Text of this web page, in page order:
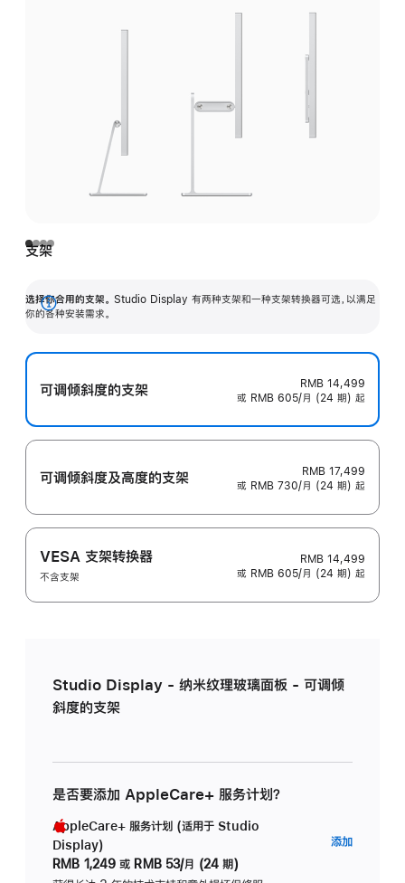
支架
选择你合用的支架。 Studio Display 有两种支架和一种支架转换器可选，以满足
你的各种安装需求。
展
可调倾斜度的支架
RMB 14,499
或 RMB 605/月 (24 期) 起
可调倾斜度及高‍度的支‍架
RMB 17,499
或 RMB 730/月 (24 期) 起
VESA 支架转换器
不含支架
RMB 14,499
或 RMB 605/月 (24 期) 起
Studio Display - 纳米纹理玻璃面板 - 可调倾
斜度的支架
是否要添加 AppleCare+ 服务计划？
AppleCare+ 服务计划 (适用于 Studio
Display)
RMB 1,249 或 RMB 53/月 (24 期)
添加